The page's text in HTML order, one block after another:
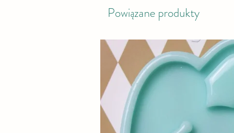
Powiązane produkty